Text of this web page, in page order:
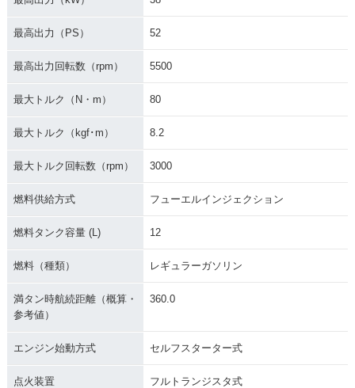
最高出力（PS） 52
最高出力回転数（rpm） 5500
最大トルク（N・m） 80
最大トルク（kgf･m） 8.2
最大トルク回転数（rpm） 3000
燃料供給方式 フューエルインジェクション
燃料タンク容量 (L) 12
燃料（種類） レギュラーガソリン
満タン時航続距離（概算・
参考値）
360.0
エンジン始動方式 セルフスターター式
点火装置 フルトランジスタ式